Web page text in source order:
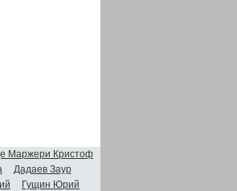
Маржери Кристоф
Дадаев Заур
Гущин Юрий